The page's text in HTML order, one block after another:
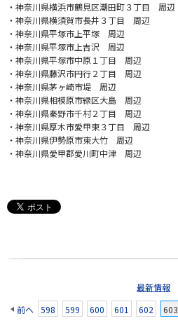
・神奈川県横浜市鶴見区潮田町３丁目 周辺
・神奈川県横須賀市長井３丁目 周辺
・神奈川県平塚市上平塚 周辺
・神奈川県平塚市上吉沢 周辺
・神奈川県平塚市中原１丁目 周辺
・神奈川県藤沢市円行２丁目 周辺
・神奈川県茅ヶ崎市堤 周辺
・神奈川県相模原市緑区大島 周辺
・神奈川県秦野市千村２丁目 周辺
・神奈川県厚木市愛甲東３丁目 周辺
・神奈川県伊勢原市東大竹 周辺
・神奈川県愛甲郡愛川町中津 周辺
最新情報
前へ 598 599 600 601 602 603